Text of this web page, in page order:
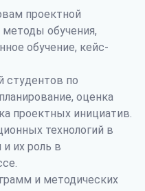
проектной
обучения,
обучение, кейс-
студентов по
оценка
проектных инициатив.
технологий в
их роль в
и методических